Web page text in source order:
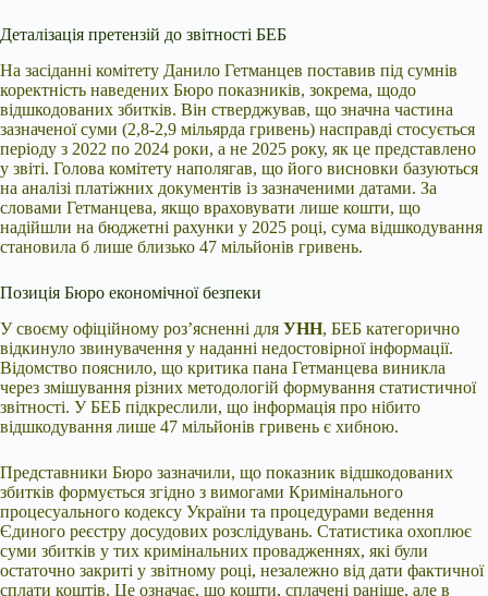
Деталізація претензій до звітності БЕБ
На засіданні комітету Данило Гетманцев поставив під сумнів
коректність наведених Бюро показників, зокрема, щодо
відшкодованих збитків. Він стверджував, що значна частина
зазначеної суми (2,8-2,9 мільярда гривень) насправді стосується
періоду з 2022 по 2024 роки, а не 2025 року, як це представлено
у звіті. Голова комітету наполягав, що його висновки базуються
на аналізі платіжних документів із зазначеними датами. За
словами Гетманцева, якщо враховувати лише кошти, що
надійшли на бюджетні рахунки у 2025 році, сума відшкодування
становила б лише близько 47 мільйонів гривень.
Позиція Бюро економічної безпеки
У своєму офіційному роз’ясненні для УНН, БЕБ категорично
відкинуло звинувачення у наданні недостовірної інформації.
Відомство пояснило, що критика пана Гетманцева виникла
через змішування різних методологій формування статистичної
звітності. У БЕБ підкреслили, що інформація про нібито
відшкодування лише 47 мільйонів гривень є хибною.
Представники Бюро зазначили, що показник відшкодованих
збитків формується згідно з вимогами Кримінального
процесуального кодексу України та процедурами ведення
Єдиного реєстру досудових розслідувань. Статистика охоплює
суми збитків у тих кримінальних провадженнях, які були
остаточно закриті у звітному році, незалежно від дати фактичної
сплати коштів. Це означає, що кошти, сплачені раніше, але в